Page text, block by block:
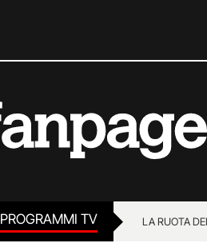
PROGRAMMI TV LA RUOTA